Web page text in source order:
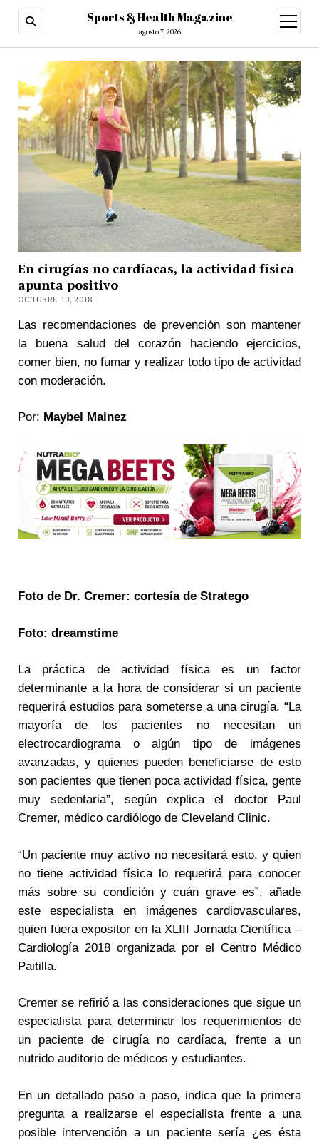
Sports & Health Magazine
agosto 7, 2026
abrir
menú
En cirugías no cardíacas, la actividad física
apunta positivo
OCTUBRE 10, 2018
Las recomendaciones de prevención son mantener
la buena salud del corazón haciendo ejercicios,
comer bien, no fumar y realizar todo tipo de actividad
con moderación.
Por: Maybel Mainez
Foto de Dr. Cremer: cortesía de Stratego
Foto: dreamstime
La práctica de actividad física es un factor
determinante a la hora de considerar si un paciente
requerirá estudios para someterse a una cirugía. “La
mayoría de los pacientes no necesitan un
electrocardiograma o algún tipo de imágenes
avanzadas, y quienes pueden beneficiarse de esto
son pacientes que tienen poca actividad física, gente
muy sedentaria”, según explica el doctor Paul
Cremer, médico cardiólogo de Cleveland Clinic.
“Un paciente muy activo no necesitará esto, y quien
no tiene actividad física lo requerirá para conocer
más sobre su condición y cuán grave es”, añade
este especialista en imágenes cardiovasculares,
quien fuera expositor en la XLIII Jornada Científica –
Cardiología 2018 organizada por el Centro Médico
Paitilla.
Cremer se refirió a las consideraciones que sigue un
especialista para determinar los requerimientos de
un paciente de cirugía no cardíaca, frente a un
nutrido auditorio de médicos y estudiantes.
En un detallado paso a paso, indica que la primera
pregunta a realizarse el especialista frente a una
posible intervención a un paciente sería ¿es ésta